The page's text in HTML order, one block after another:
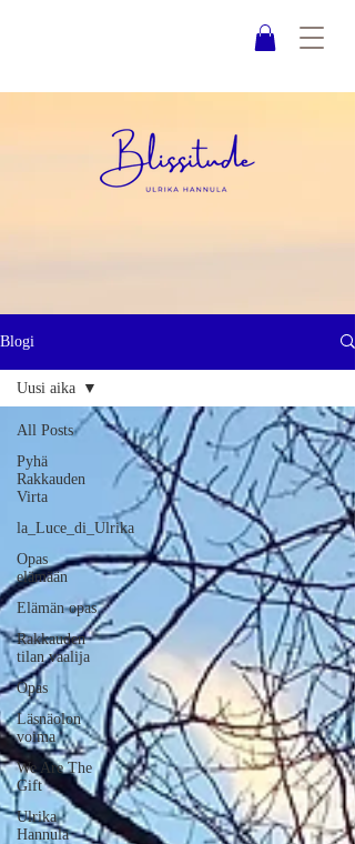
Blogi
All Posts
Pyhä
Rakkauden
Virta
la_Luce_di_Ulrika
Opas
elämään
Elämän opas
Rakkauden
tilan vaalija
Opas
Läsnäolon
voima
We Are The
Gift
Ulrika
Hannula
Uusi aika